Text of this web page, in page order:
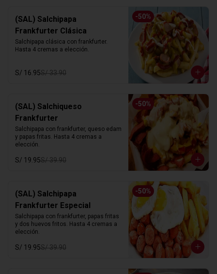
-50%
(SAL) Salchipapa
Frankfurter Clásica
Salchipapa clásica con frankfurter.
Hasta 4 cremas a elección.
S/ 16.95S/ 33.90
-50%
(SAL) Salchiqueso
Frankfurter
Salchipapa con frankfurter, queso edam
y papas fritas. Hasta 4 cremas a
elección.
S/ 19.95S/ 39.90
-50%
(SAL) Salchipapa
Frankfurter Especial
Salchipapa con frankfurter, papas fritas
y dos huevos fritos. Hasta 4 cremas a
elección.
S/ 19.95S/ 39.90